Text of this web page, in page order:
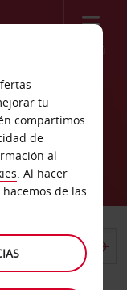
Menú
tu
compartimos
de
al
. Al hacer
hacemos de las